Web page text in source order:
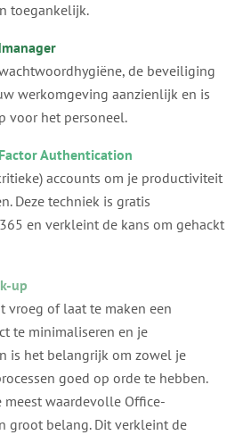
toegankelijk.
de beveiliging
werkomgeving aanzienlijk en is
voor het personeel.
Authentication
accounts om je productiviteit
Deze techniek is gratis
en verkleint de kans om gehackt
up
vroeg of laat te maken een
te minimaliseren en je
is het belangrijk om zowel je
goed op orde te hebben.
meest waardevolle Office-
groot belang. Dit verkleint de